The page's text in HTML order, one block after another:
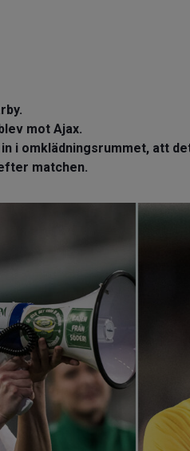
mot Ajax.
i omklädningsrummet, att
matchen.